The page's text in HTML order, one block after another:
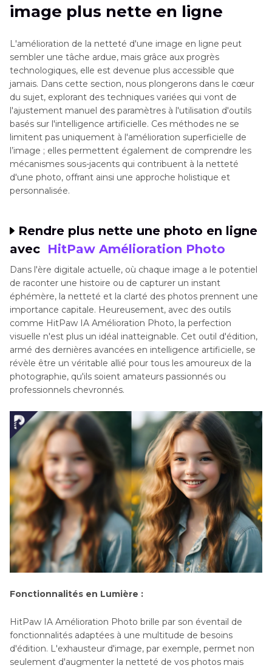
image plus nette en ligne
L'amélioration de la netteté d'une image en ligne peut
sembler une tâche ardue, mais grâce aux progrès
technologiques, elle est devenue plus accessible que
jamais. Dans cette section, nous plongerons dans le cœur
du sujet, explorant des techniques variées qui vont de
l'ajustement manuel des paramètres à l'utilisation d'outils
basés sur l'intelligence artificielle. Ces méthodes ne se
limitent pas uniquement à l'amélioration superficielle de
l’image ; elles permettent également de comprendre les
mécanismes sous-jacents qui contribuent à la netteté
d'une photo, offrant ainsi une approche holistique et
personnalisée.
Rendre plus nette une photo en ligne
avec HitPaw Amélioration Photo
Dans l'ère digitale actuelle, où chaque image a le potentiel
de raconter une histoire ou de capturer un instant
éphémère, la netteté et la clarté des photos prennent une
importance capitale. Heureusement, avec des outils
comme HitPaw IA Amélioration Photo, la perfection
visuelle n'est plus un idéal inatteignable. Cet outil d'édition,
armé des dernières avancées en intelligence artificielle, se
révèle être un véritable allié pour tous les amoureux de la
photographie, qu'ils soient amateurs passionnés ou
professionnels chevronnés.
Fonctionnalités en Lumière :
HitPaw IA Amélioration Photo brille par son éventail de
fonctionnalités adaptées à une multitude de besoins
d'édition. L'exhausteur d'image, par exemple, permet non
seulement d'augmenter la netteté de vos photos mais